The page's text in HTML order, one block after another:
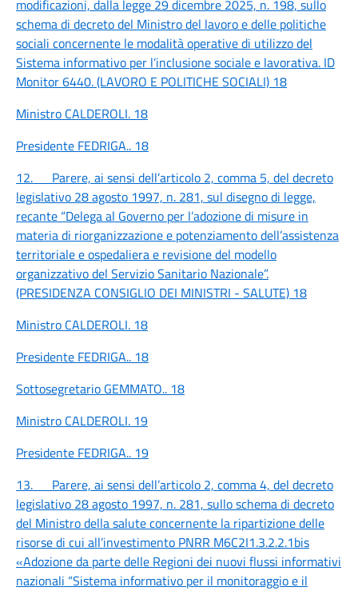
modificazioni, dalla legge 29 dicembre 2025, n. 198, sullo
schema di decreto del Ministro del lavoro e delle politiche
sociali concernente le modalità operative di utilizzo del
Sistema informativo per l’inclusione sociale e lavorativa. ID
Monitor 6440. (LAVORO E POLITICHE SOCIALI) 18
Ministro CALDEROLI. 18
Presidente FEDRIGA.. 18
12. Parere, ai sensi dell’articolo 2, comma 5, del decreto
legislativo 28 agosto 1997, n. 281, sul disegno di legge,
recante “Delega al Governo per l’adozione di misure in
materia di riorganizzazione e potenziamento dell’assistenza
territoriale e ospedaliera e revisione del modello
organizzativo del Servizio Sanitario Nazionale”.
(PRESIDENZA CONSIGLIO DEI MINISTRI - SALUTE) 18
Ministro CALDEROLI. 18
Presidente FEDRIGA.. 18
Sottosegretario GEMMATO.. 18
Ministro CALDEROLI. 19
Presidente FEDRIGA.. 19
13. Parere, ai sensi dell’articolo 2, comma 4, del decreto
legislativo 28 agosto 1997, n. 281, sullo schema di decreto
del Ministro della salute concernente la ripartizione delle
risorse di cui all’investimento PNRR M6C2I1.3.2.2.1bis
«Adozione da parte delle Regioni dei nuovi flussi informativi
nazionali “Sistema informativo per il monitoraggio e il